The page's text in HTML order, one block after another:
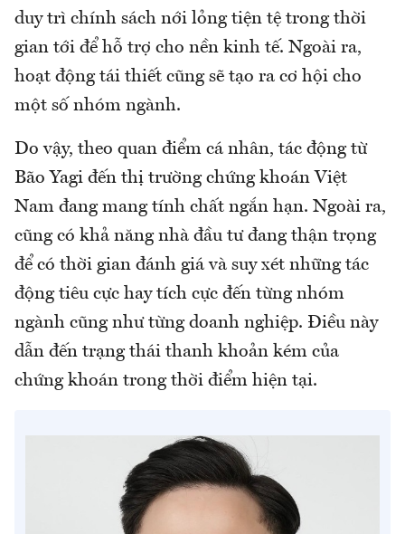
duy trì chính sách nới lỏng tiện tệ trong thời
gian tới để hỗ trợ cho nền kinh tế. Ngoài ra,
hoạt động tái thiết cũng sẽ tạo ra cơ hội cho
một số nhóm ngành.
Do vậy, theo quan điểm cá nhân, tác động từ
Bão Yagi đến thị trường chứng khoán Việt
Nam đang mang tính chất ngắn hạn. Ngoài ra,
cũng có khả năng nhà đầu tư đang thận trọng
để có thời gian đánh giá và suy xét những tác
động tiêu cực hay tích cực đến từng nhóm
ngành cũng như từng doanh nghiệp. Điều này
dẫn đến trạng thái thanh khoản kém của
chứng khoán trong thời điểm hiện tại.